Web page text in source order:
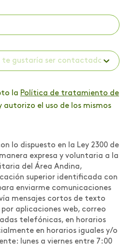
te gustaría ser contactado? *
la Política de tratamiento de
autorizo el uso de los mismos
lo dispuesto en la Ley 2300 de
expresa y voluntaria a la
del Área Andina,
superior identificada con
enviarme comunicaciones
mensajes cortos de texto
por aplicaciones web, correo
telefónicas, en horarios
en horarios iguales y/o
lunes a viernes entre 7:00